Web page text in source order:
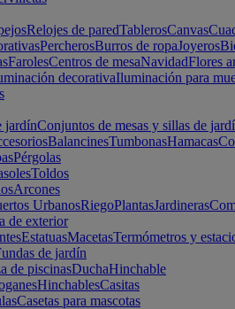
Relojes de paredTablerosCanvas
PercherosBurros de ropaJoyeros
FarolesCentros de mesaNavidadFlores
decorativaIluminación para
jardínConjuntos de mesas y sillas de
BalancinesTumbonasHamacas
Pérgolas
Toldos
Arcones
UrbanosRiegoPlantasJardineras
de exterior
EstatuasMacetasTermómetros y
de jardín
de piscinasDuchaHinchable
HinchablesCasitas
Casetas para mascotas